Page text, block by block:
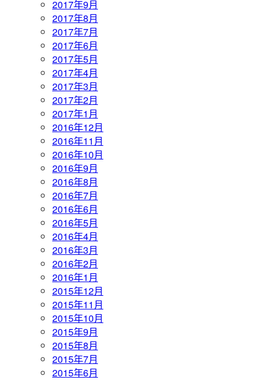
2017年9月
2017年8月
2017年7月
2017年6月
2017年5月
2017年4月
2017年3月
2017年2月
2017年1月
2016年12月
2016年11月
2016年10月
2016年9月
2016年8月
2016年7月
2016年6月
2016年5月
2016年4月
2016年3月
2016年2月
2016年1月
2015年12月
2015年11月
2015年10月
2015年9月
2015年8月
2015年7月
2015年6月